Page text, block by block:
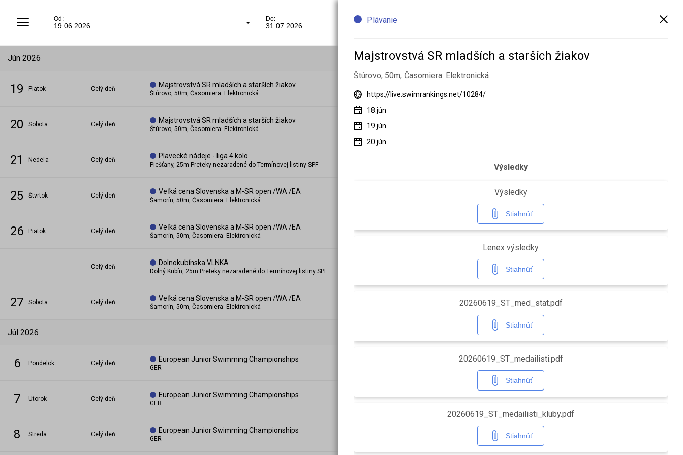
Od:
19.06.2026
Do:
31.07.2026
jún 2026
19 piatok Celý deň Majstrovstvá SR mladších a starších žiakov
Štúrovo, 50m, Časomiera: Elektronická
20 sobota Celý deň Majstrovstvá SR mladších a starších žiakov
Štúrovo, 50m, Časomiera: Elektronická
21 nedeľa Celý deň Plavecké nádeje - liga 4.kolo
Piešťany, 25m Preteky nezaradené do Termínovej listiny SPF
25 štvrtok Celý deň Veľká cena Slovenska a M-SR open /WA /EA
Šamorín, 50m, Časomiera: Elektronická
26 piatok Celý deň Veľká cena Slovenska a M-SR open /WA /EA
Šamorín, 50m, Časomiera: Elektronická
Celý deň Dolnokubínska VLNKA
Dolný Kubín, 25m Preteky nezaradené do Termínovej listiny SPF
27 sobota Celý deň Veľká cena Slovenska a M-SR open /WA /EA
Šamorín, 50m, Časomiera: Elektronická
júl 2026
6 pondelok Celý deň European Junior Swimming Championships
GER
7 utorok Celý deň European Junior Swimming Championships
GER
8 streda Celý deň European Junior Swimming Championships
GER
Plávanie
Majstrovstvá SR mladších a starších žiakov
Štúrovo, 50m, Časomiera: Elektronická
https://live.swimrankings.net/10284/
18.jún
19.jún
20.jún
Výsledky
Výsledky
Stiahnúť
Lenex výsledky
Stiahnúť
20260619_ST_med_stat.pdf
Stiahnúť
20260619_ST_medailisti.pdf
Stiahnúť
20260619_ST_medailisti_kluby.pdf
Stiahnúť